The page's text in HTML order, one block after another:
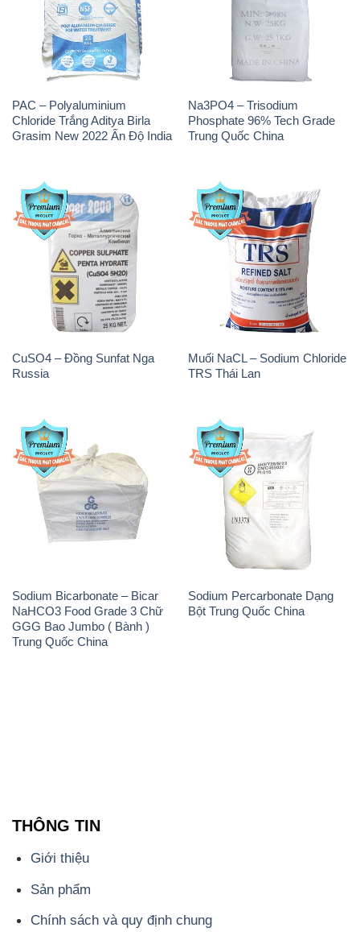
PAC – Polyaluminium
Chloride Trắng Aditya Birla
Grasim New 2022 Ấn Độ India
Na3PO4 – Trisodium
Phosphate 96% Tech Grade
Trung Quốc China
CuSO4 – Đồng Sunfat Nga
Russia
Muối NaCL – Sodium Chloride
TRS Thái Lan
Sodium Bicarbonate – Bicar
NaHCO3 Food Grade 3 Chữ
GGG Bao Jumbo ( Bành )
Trung Quốc China
Sodium Percarbonate Dạng
Bột Trung Quốc China
THÔNG TIN
Giới thiệu
Sản phẩm
Chính sách và quy định chung